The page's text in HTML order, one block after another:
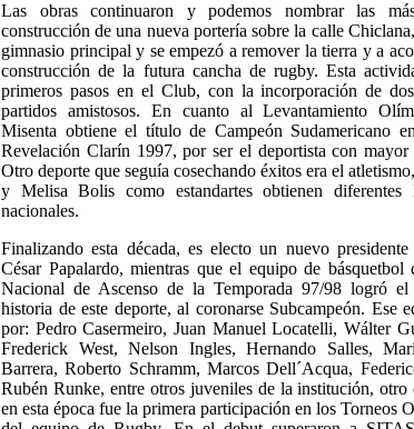
Las obras continuaron y podemos nombrar las
construcción de una nueva portería sobre la calle
gimnasio principal y se empezó a remover la tierra y a
construcción de la futura cancha de rugby. Esta
primeros pasos en el Club, con la incorporación de
partidos amistosos. En cuanto al Levantamiento
Misenta obtiene el título de Campeón Sudamericano
Revelación Clarín 1997, por ser el deportista con
Otro deporte que seguía cosechando éxitos era el
y Melisa Bolis como estandartes obtienen diferentes
nacionales.
Finalizando esta década, es electo un nuevo
César Papalardo, mientras que el equipo de
Nacional de Ascenso de la Temporada 97/98 logró
historia de este deporte, al coronarse Subcampeón. Ese
por: Pedro Casermeiro, Juan Manuel Locatelli, Wálter
Frederick West, Nelson Ingles, Hernando Salles,
Barrera, Roberto Schramm, Marcos Dell´Acqua,
Rubén Runke, entre otros juveniles de la institución, otro
en esta época fue la primera participación en los Torneos